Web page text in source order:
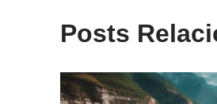
Posts